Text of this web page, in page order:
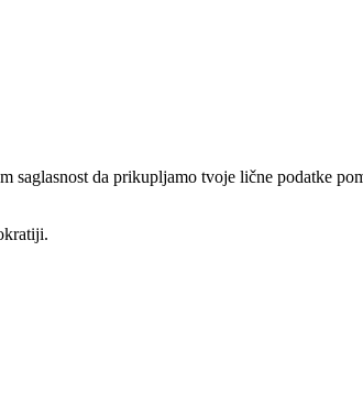
saglasnost da prikupljamo tvoje lične podatke